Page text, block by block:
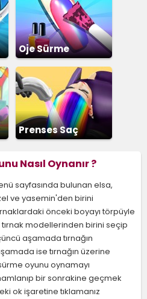
Oje Sürme
Prenses Saç
Nasıl Oynanır ?
sayfasında bulunan elsa,
ve yasemin'den birini
önceki boyayı törpüyle
tırnak modellerinden birini seçip
aşamada tırnağın
ise tırnağın üzerine
oyunu oynamayı
bir sonrakine geçmek
ok işaretine tıklamanız